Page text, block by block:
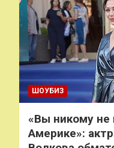
ШОУБИЗ
«Вы никому не
Америке»: